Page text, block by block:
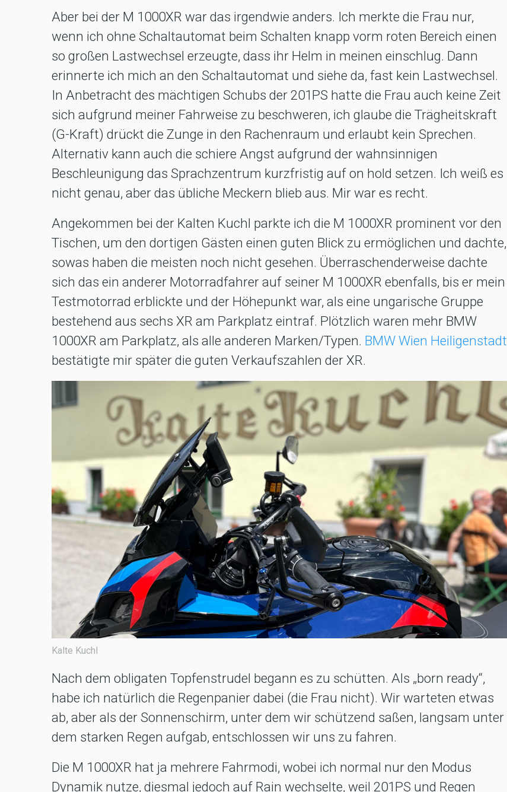
Aber bei der M 1000XR war das irgendwie anders. Ich merkte die Frau nur,
wenn ich ohne Schaltautomat beim Schalten knapp vorm roten Bereich einen
so großen Lastwechsel erzeugte, dass ihr Helm in meinen einschlug. Dann
erinnerte ich mich an den Schaltautomat und siehe da, fast kein Lastwechsel.
In Anbetracht des mächtigen Schubs der 201PS hatte die Frau auch keine Zeit
sich aufgrund meiner Fahrweise zu beschweren, ich glaube die Trägheitskraft
(G-Kraft) drückt die Zunge in den Rachenraum und erlaubt kein Sprechen.
Alternativ kann auch die schiere Angst aufgrund der wahnsinnigen
Beschleunigung das Sprachzentrum kurzfristig auf on hold setzen. Ich weiß es
nicht genau, aber das übliche Meckern blieb aus. Mir war es recht.
Angekommen bei der Kalten Kuchl parkte ich die M 1000XR prominent vor den
Tischen, um den dortigen Gästen einen guten Blick zu ermöglichen und dachte,
sowas haben die meisten noch nicht gesehen. Überraschenderweise dachte
sich das ein anderer Motorradfahrer auf seiner M 1000XR ebenfalls, bis er mein
Testmotorrad erblickte und der Höhepunkt war, als eine ungarische Gruppe
bestehend aus sechs XR am Parkplatz eintraf. Plötzlich waren mehr BMW
1000XR am Parkplatz, als alle anderen Marken/Typen. BMW Wien Heiligenstadt
bestätigte mir später die guten Verkaufszahlen der XR.
Kalte Kuchl
Nach dem obligaten Topfenstrudel begann es zu schütten. Als „born ready“,
habe ich natürlich die Regenpanier dabei (die Frau nicht). Wir warteten etwas
ab, aber als der Sonnenschirm, unter dem wir schützend saßen, langsam unter
dem starken Regen aufgab, entschlossen wir uns zu fahren.
Die M 1000XR hat ja mehrere Fahrmodi, wobei ich normal nur den Modus
Dynamik nutze, diesmal jedoch auf Rain wechselte, weil 201PS und Regen